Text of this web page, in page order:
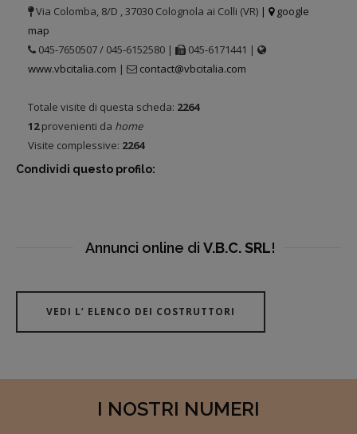
Via Colomba, 8/D , 37030 Colognola ai Colli (VR) |
google
map
045-7650507 / 045-6152580 |
045-6171441 |
www.vbcitalia.com | contact@vbcitalia.com
Totale visite di questa scheda: 2264
12provenienti da home
Visite complessive: 2264
Condividi questo profilo:
Annunci online di V.B.C. SRL!
VEDI L’ ELENCO DEI COSTRUTTORI
I NOSTRI NUMERI